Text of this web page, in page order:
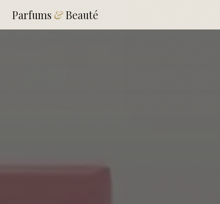
Parfums &Beauté